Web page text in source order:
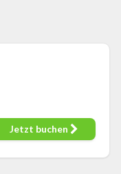
Jetzt buchen